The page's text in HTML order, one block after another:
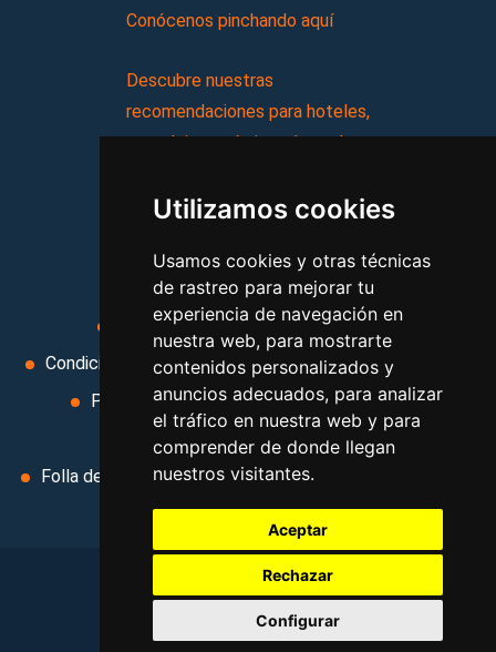
Utilizamos cookies
Usamos cookies y otras técnicas
de rastreo para mejorar tu
experiencia de navegación en
nuestra web, para mostrarte
contenidos personalizados y
anuncios adecuados, para analizar
el tráfico en nuestra web y para
comprender de donde llegan
nuestros visitantes.
Aceptar
Rechazar
Configurar
Conócenos pinchando aquí
Descubre nuestras
recomendaciones para hoteles,
complejos turísticos, hostales,
viajes, y mucho más!
MI AGENCIA
Aviso legal
Condiciones de uso
Condiciones Generales
Ley de Viajes Combinados
Política de privacidad
Uso de cookies
Cambiar preferencias de cookies
Folla de Reclamación
Area privada